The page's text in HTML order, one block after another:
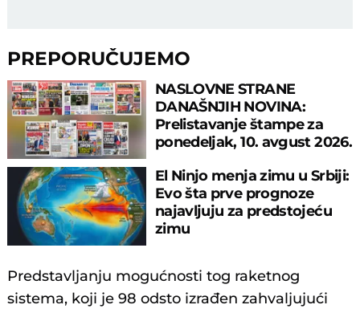
PREPORUČUJEMO
NASLOVNE STRANE
DANAŠNJIH NOVINA:
Prelistavanje štampe za
ponedeljak, 10. avgust 2026.
El Ninjo menja zimu u Srbiji:
Evo šta prve prognoze
najavljuju za predstojeću
zimu
Predstavljanju mogućnosti tog raketnog
sistema, koji je 98 odsto izrađen zahvaljujući